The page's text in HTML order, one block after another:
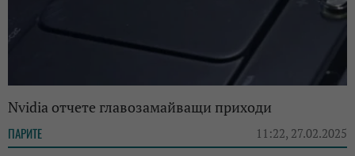
Nvidia отчете главозамайващи приходи
ПАРИТЕ 11:22, 27.02.2025